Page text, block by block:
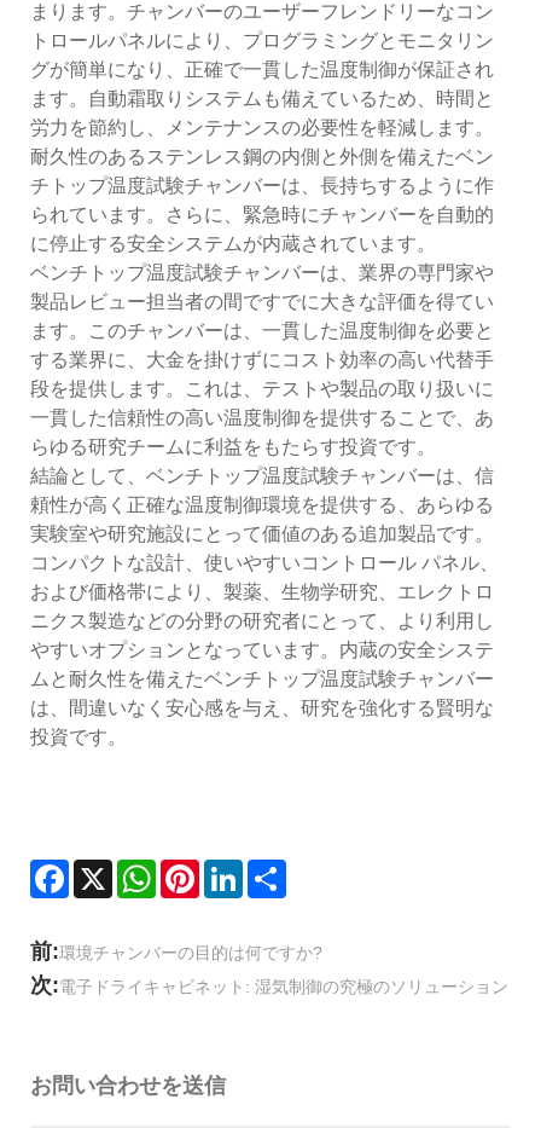
まります。チャンバーのユーザーフレンドリーなコン
トロールパネルにより、プログラミングとモニタリン
グが簡単になり、正確で一貫した温度制御が保証され
ます。自動霜取りシステムも備えているため、時間と
労力を節約し、メンテナンスの必要性を軽減します。
耐久性のあるステンレス鋼の内側と外側を備えたベン
チトップ温度試験チャンバーは、長持ちするように作
られています。さらに、緊急時にチャンバーを自動的
に停止する安全システムが内蔵されています。
ベンチトップ温度試験チャンバーは、業界の専門家や
製品レビュー担当者の間ですでに大きな評価を得てい
ます。このチャンバーは、一貫した温度制御を必要と
する業界に、大金を掛けずにコスト効率の高い代替手
段を提供します。これは、テストや製品の取り扱いに
一貫した信頼性の高い温度制御を提供することで、あ
らゆる研究チームに利益をもたらす投資です。
結論として、ベンチトップ温度試験チャンバーは、信
頼性が高く正確な温度制御環境を提供する、あらゆる
実験室や研究施設にとって価値のある追加製品です。
コンパクトな設計、使いやすいコントロール パネル、
および価格帯により、製薬、生物学研究、エレクトロ
ニクス製造などの分野の研究者にとって、より利用し
やすいオプションとなっています。内蔵の安全システ
ムと耐久性を備えたベンチトップ温度試験チャンバー
は、間違いなく安心感を与え、研究を強化する賢明な
投資です。
Facebook
X WhatsAppPinterestLinkedIn
前:環境チャンバーの目的は何ですか?
次:電子ドライキャビネット: 湿気制御の究極のソリューション
お問い合わせを送信